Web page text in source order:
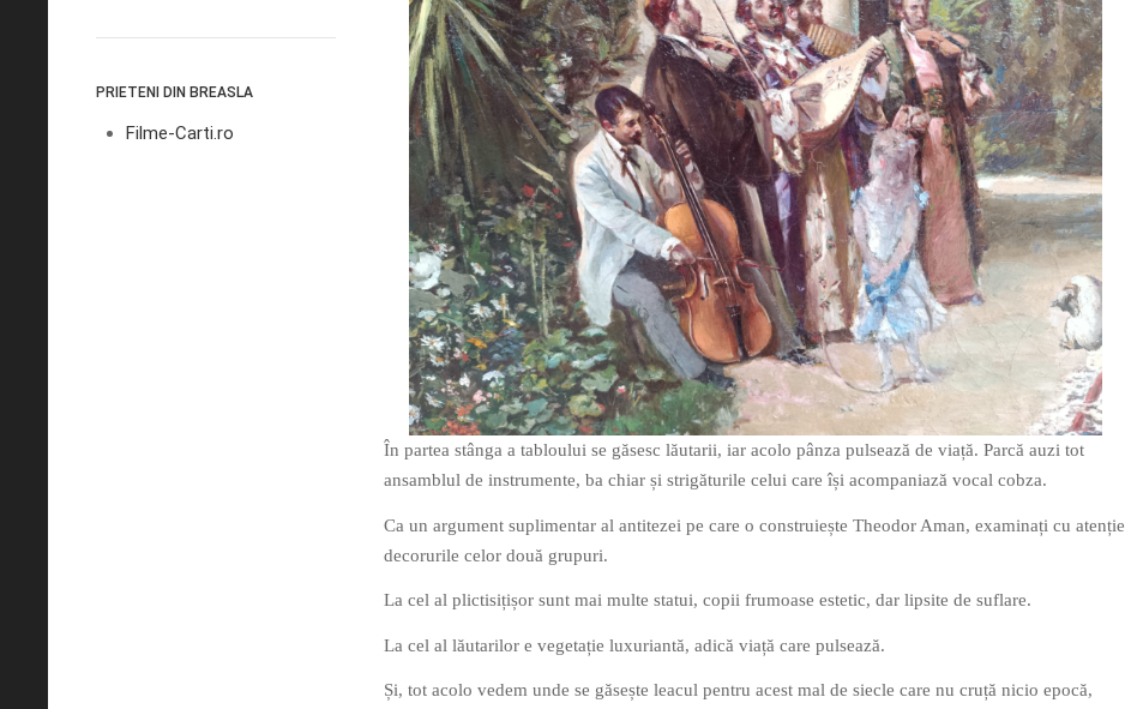
PRIETENI DIN BREASLA
Filme-Carti.ro
În partea stânga a tabloului se găsesc lăutarii, iar acolo pânza pulsează de viață. Parcă auzi tot
ansamblul de instrumente, ba chiar și strigăturile celui care își acompaniază vocal cobza.
Ca un argument suplimentar al antitezei pe care o construiește Theodor Aman, examinați cu atenție
decorurile celor două grupuri.
La cel al plictisițișor sunt mai multe statui, copii frumoase estetic, dar lipsite de suflare.
La cel al lăutarilor e vegetație luxuriantă, adică viață care pulsează.
Și, tot acolo vedem unde se găsește leacul pentru acest mal de siecle care nu cruță nicio epocă,